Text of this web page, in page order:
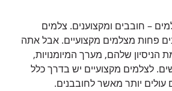
– חובבים ומקצוענים. צלמים
פחות מצלמים מקצועיים. אבל אתה
שלהם, מערך המיומנויות,
לצלמים מקצועיים יש בדרך כלל
יותר מאשר לחובבנים.